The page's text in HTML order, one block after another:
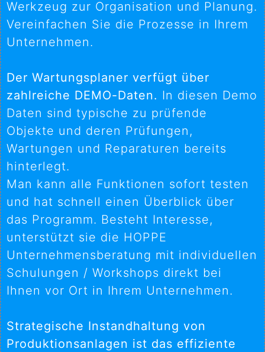
Werkzeug zur Organisation und Planung.
Vereinfachen Sie die Prozesse in Ihrem
Unternehmen.
Der Wartungsplaner verfügt über
zahlreiche DEMO-Daten. In diesen Demo
Daten sind typische zu prüfende
Objekte und deren Prüfungen,
Wartungen und Reparaturen bereits
hinterlegt.
Man kann alle Funktionen sofort testen
und hat schnell einen Überblick über
das Programm. Besteht Interesse,
unterstützt sie die HOPPE
Unternehmensberatung mit individuellen
Schulungen / Workshops direkt bei
Ihnen vor Ort in Ihrem Unternehmen.
Strategische Instandhaltung von
Produktionsanlagen ist das effiziente